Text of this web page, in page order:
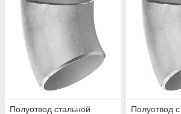
Полуотвод стальной
Полуотвод